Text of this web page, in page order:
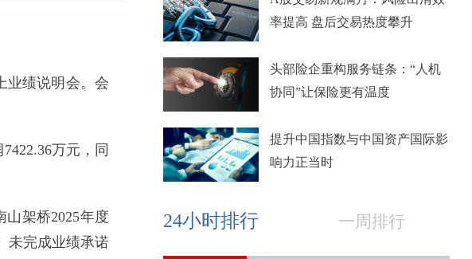
业绩说明会。会
万元，同
架桥2025年度
未完成业绩承诺
率提高 盘后交易热度攀升
头部险企重构服务链条：“人机
协同”让保险更有温度
提升中国指数与中国资产国际影
响力正当时
24小时排行 一周排行